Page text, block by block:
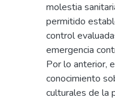
molestia
permitido
control
emergencia
Por lo anterior,
conocimiento
culturales de la